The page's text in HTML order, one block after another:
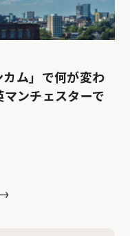
ム」で何が変わ
ンチェスターで